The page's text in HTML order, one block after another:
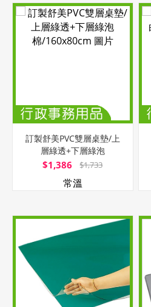
訂製舒美PVC雙層桌墊/上
層綠透+下層綠泡
棉/160x80cm
$1,386 $1,733
常溫